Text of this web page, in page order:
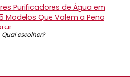
Purificadores de Água em
Modelos Que Valem a Pena
, Qual escolher?